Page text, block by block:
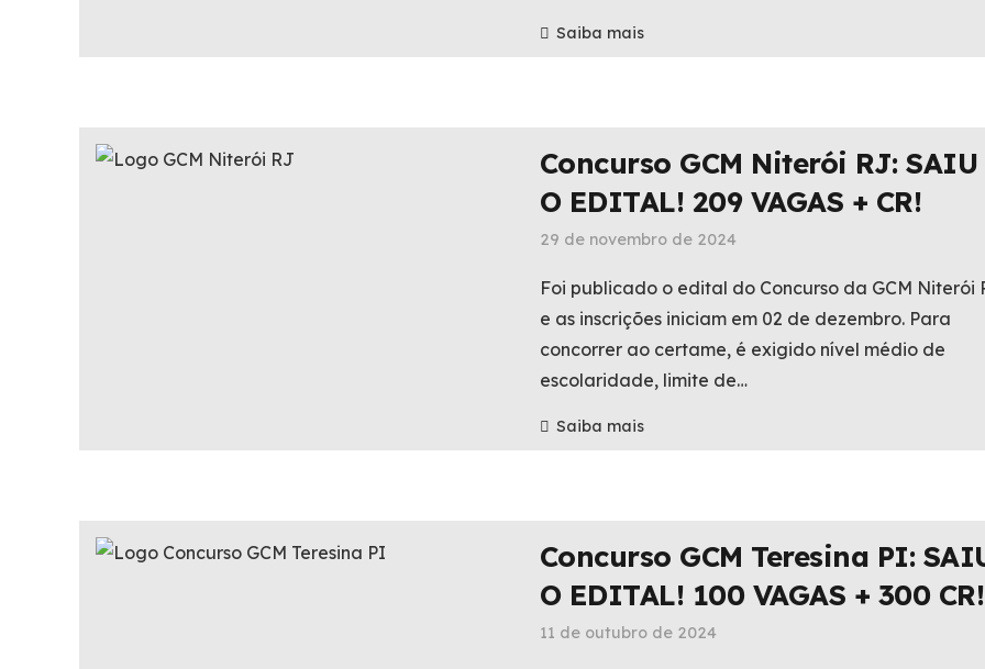
Saiba mais
Concurso GCM Niterói RJ: SAIU
O EDITAL! 209 VAGAS + CR!
29 de novembro de 2024
Foi publicado o edital do Concurso da GCM Niterói
e as inscrições iniciam em 02 de dezembro. Para
concorrer ao certame, é exigido nível médio de
escolaridade, limite de…
Saiba mais
Concurso GCM Teresina PI:
O EDITAL! 100 VAGAS + 300 CR!
11 de outubro de 2024